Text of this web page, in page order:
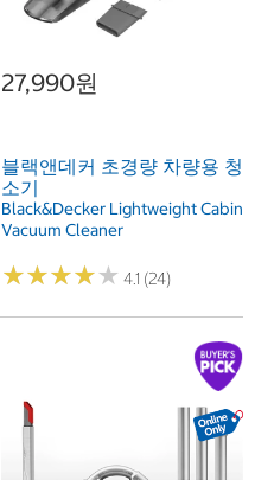
27,990원
블랙앤데커 초경량 차량용 청
소기
Black&Decker Lightweight Cabin
Vacuum Cleaner
★★★★★
★★★★★ 4.1 (24)